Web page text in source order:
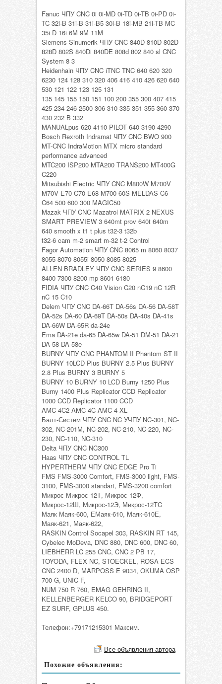
Fanuc ЧПУ CNC 0i 0i-MD 0i-TD 0i-TB 0i-PD 0i-
TC 32i-B 31i-B 31i-B5 30i-B 18i-MB 21i-TB MC
35i D 16i 6M 9M 11M
Siemens Sinumerik ЧПУ CNC 840D 810D 802D
828D 802S 840Di 840DE 808d 802 840 sl CNC
System 8 3
Heidenhain ЧПУ CNC iTNC TNC 640 620 320
6230 124 128 310 320 406 416 410 426 620 640
530 121 122 123 125 131
135 145 155 150 151 100 200 355 300 407 415
425 234 246 2500 306 310 335 351 355 360 370
430 232 B 332
MANUALpus 620 4110 PILOT 640 3190 4290
Bosch Rexroth Indramat ЧПУ CNC BWO 900
MT-CNC IndraMotion MTX micro standard
performance advanced
MTC200 ISP200 MTA200 TRANS200 MT400G
C220
Mitsubishi Electric ЧПУ CNC M800W M700V
M70V E70 C70 E68 М700 60S MELDAS C6
C64 500 600 300 MAGIC50
Mazak ЧПУ CNC Mazatrol MATRIX 2 NEXUS
SMART PREVIEW 3 640mt prov 640t 640m
640 smooth x t1 t plus t32-3 t32b
t32-6 cam m-2 smart m-32 t-2 Control
Fagor Automation ЧПУ CNC 8065 m 8060 8037
8055 8070 8055i 8050 8085 8025
ALLEN BRADLEY ЧПУ CNC SERIES 9 8600
8400 7300 8200 mp 8601 6180
FIDIA ЧПУ CNC C40 Vision C20 nC19 nC 12R
nC 15 C10
Delem ЧПУ CNC DA-66T DA-56s DA-56 DA-58T
DA-52s DA-60 DA-69T DA-50s DA-40s DA-41s
DA-66W DA-65R da-24e
Ema DA-21e da-65 DA-65w DA-51 DM-51 DA-21
DA-58 DA-58e
BURNY ЧПУ CNC PHANTOM II Phantom ST II
BURNY 10LCD Plus BURNY 2.5 Plus BURNY
2.8 Plus BURNY 3 BURNY 5
BURNY 10 BURNY 10 LCD Burny 1250 Plus
Burny 1400 Plus Replicator CCD Replicator
1000 CCD Replicator 1100 CCD
AMC 4C2 AMC 4C AMC 4 XL
Балт-Систем ЧПУ CNC NC УЧПУ NC-301, NC-
302, NC-201M, NC-202, NC-210, NC-220, NC-
230, NC-110, NC-310
Delta ЧПУ CNC NC300
Haas ЧПУ CNC CONTROL TL
HYPERTHERM ЧПУ CNC EDGE Pro Ti
FMS FMS-3000 Comfort, FMS-3000 light, FMS-
3100, FMS-3000 standart, FMS-3200 comfort
Микрос Микрос-12Т, Микрос-12Ф,
Микрос-12Ш, Микрос-12Э, Микрос-12ТC
Маяк Маяк-600, ЕМаяк-610, Маяк-610Е,
Маяк-621, Маяк-622,
RASKIN Control Socapel 303, RASKIN RT 145,
Cybelec MoDeva, DNC 880, DNC 600, DNC 60,
LIEBHERR LC 255 CNC, CNC 2 PB 17,
TOYODA, FLEX NC, STOECKEL, ROSA ECS
CNC 2400 D, MARPOSS E 9034, OKUMA OSP
700 G, UNIC F,
NUM 750 R 760, EMAG GEHRING II,
KELLENBERGER KELCO 90, BRIDGEPORT
EZ SURF, GPLUS 450.
Телефон:+79171215301 Максим.
Все объявления автора
Похожие объявления: